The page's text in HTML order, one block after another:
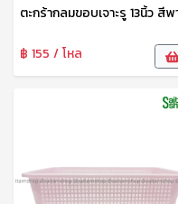
฿ 155 / โหล